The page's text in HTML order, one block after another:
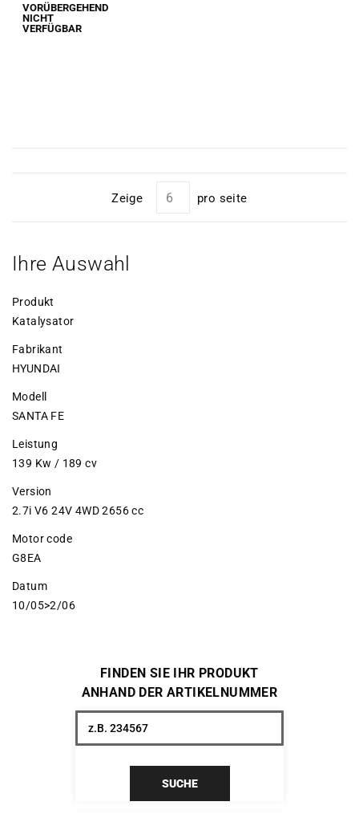
VORÜBERGEHEND
NICHT
VERFÜGBAR
Zeige pro seite
Ihre Auswahl
Produkt
Katalysator
Fabrikant
HYUNDAI
Modell
SANTA FE
Leistung
139 Kw / 189 cv
Version
2.7i V6 24V 4WD 2656 cc
Motor code
G8EA
Datum
10/05>2/06
FINDEN SIE IHR PRODUKT
ANHAND DER ARTIKELNUMMER
SUCHE